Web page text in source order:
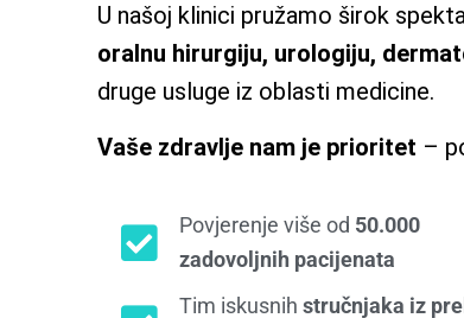
U našoj klinici pružamo širok
oralnu hirurgiju, urologiju,
druge usluge iz oblasti medicine.
Vaše zdravlje nam je prioritet –
Povjerenje više od 50.000
zadovoljnih pacijenata
Tim iskusnih stručnjaka iz